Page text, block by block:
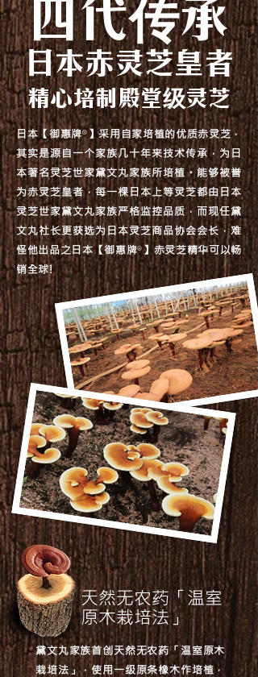
四代传承
日本赤灵芝皇者
精心培制殿堂级灵芝
日本【御惠牌®】采用自家培植的优质赤灵芝，
其实是源自一个家族几十年来技术传承，为日
本著名灵芝世家黛文丸家族所培植。能够被誉
为赤灵芝皇者，每一棵日本上等灵芝都由日本
灵芝世家黛文丸家族严格监控品质，而现任黛
文丸社长更获选为日本灵芝商品协会会长，难
怪他出品之日本【御惠牌®】赤灵芝精华可以畅
销全球!
天然无农药「温室
原木栽培法」
黛文丸家族首创天然无农药「温室原木
栽培法」，使用一级原条橡木作培植，